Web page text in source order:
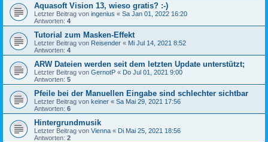
Aquasoft Vision 13, wieso gratis? :-)
Letzter Beitrag von ingenius « Sa Jan 01, 2022 16:20
Antworten: 4
Tutorial zum Masken-Effekt
Letzter Beitrag von Reisender « Mi Jul 14, 2021 8:52
Antworten: 4
ARW Dateien werden seit dem letzten Update unterstützt;
Letzter Beitrag von GernotP « Do Jul 01, 2021 9:00
Antworten: 5
Pfeile bei der Manuellen Eingabe sind schlechter sichtbar
Letzter Beitrag von keiner « Sa Mai 29, 2021 17:56
Antworten: 6
Hintergrundmusik
Letzter Beitrag von Vienna « Di Mai 25, 2021 18:56
Antworten: 2